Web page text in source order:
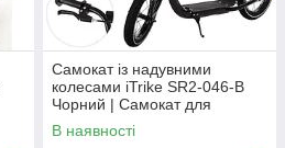
Самокат із надувними
колесами iTrike SR2-046-B
Чорний | Самокат для
підлітка
В наявності